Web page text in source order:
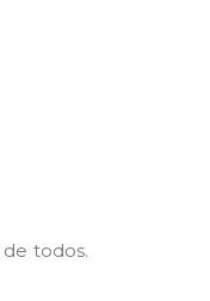
todos.